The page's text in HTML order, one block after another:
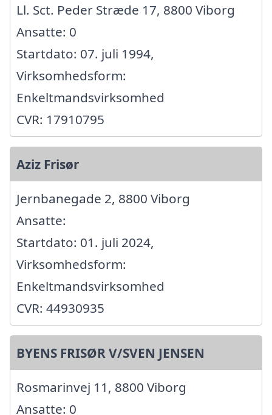
Ll. Sct. Peder Stræde 17, 8800 Viborg
Ansatte: 0
Startdato: 07. juli 1994,
Virksomhedsform:
Enkeltmandsvirksomhed
CVR: 17910795
Aziz Frisør
Jernbanegade 2, 8800 Viborg
Ansatte:
Startdato: 01. juli 2024,
Virksomhedsform:
Enkeltmandsvirksomhed
CVR: 44930935
BYENS FRISØR V/SVEN JENSEN
Rosmarinvej 11, 8800 Viborg
Ansatte: 0